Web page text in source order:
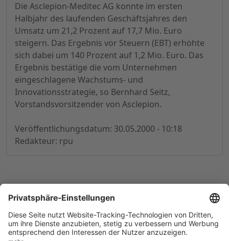
Die Asclepion-Meditec AG konnte im ersten
Halbjahr des laufenden Geschäftsjahres den
Umsatz um 21,2 Prozent auf 17,7 Mio. Euro
steigern. Das Ergebnis vor Steuern (EBT) erhöhte
sich dabei um 140 Prozent auf 1,2 Mio. Euro. Das
Ergebnis bestätige die vom Unternehmen
eingeschlagene Wachstums- und
Innovationsstrategie, so Bernhard Seitz,
Vorstandsvorsitzender von Asclepion.
Veröffentlichungsdatum: 30.05.2000 - 10:18
Redakteur: rpu
© 1998-2026by GSC Research GmbH
Datenschutz